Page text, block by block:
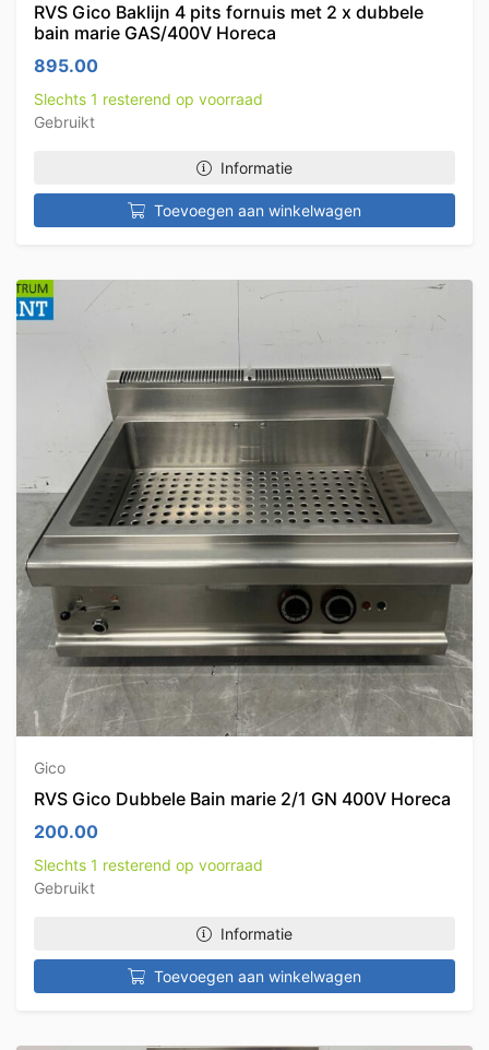
RVS Gico Baklijn 4 pits fornuis met 2 x dubbele
bain marie GAS/400V Horeca
895.00
Slechts 1 resterend op voorraad
Gebruikt
Informatie
Toevoegen aan winkelwagen
Gico
RVS Gico Dubbele Bain marie 2/1 GN 400V Horeca
200.00
Slechts 1 resterend op voorraad
Gebruikt
Informatie
Toevoegen aan winkelwagen